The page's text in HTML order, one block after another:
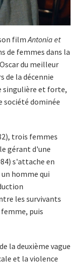
film Antonia et
de femmes dans la
du meilleur
de la décennie
singulière et forte,
société dominée
trois femmes
gérant d'une
s'attache en
homme qui
les survivants
puis
la deuxième vague
et la violence